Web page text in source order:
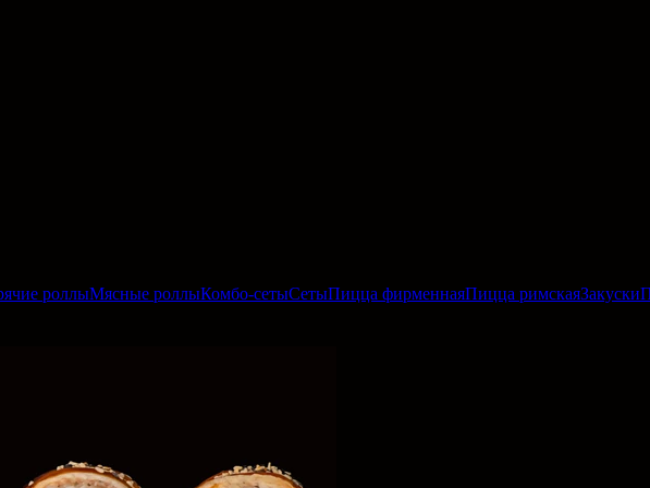
роллыМясные роллыКомбо-сетыСетыПицца фирменнаяПицца римскаяЗакуски